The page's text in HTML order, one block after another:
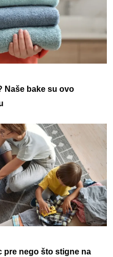
Naše bake su ovo
pre nego što stigne na